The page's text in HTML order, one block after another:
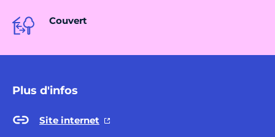
Couvert
Plus d'infos
Site internet